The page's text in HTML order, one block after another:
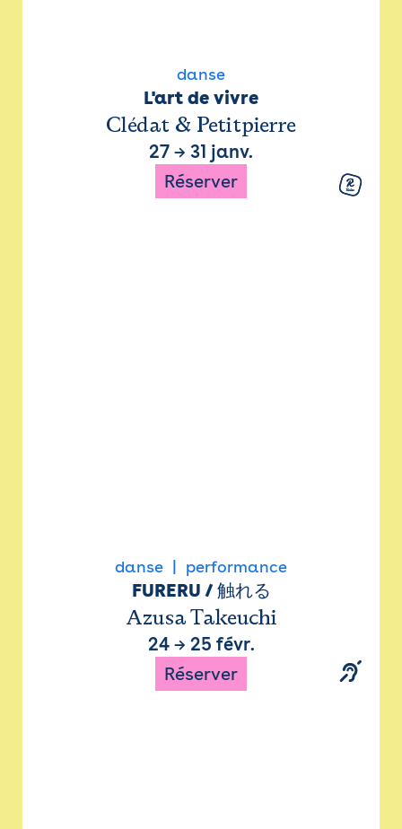
danse
L'art de vivre
Clédat & Petitpierre
27 → 31 janv.
Réserver
danse performance
FURERU / 触れる
Azusa Takeuchi
24→ 25 févr.
Réserver